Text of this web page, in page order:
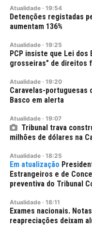
Atualidade · 19:54
Detenções registadas
aumentam 136%
Atualidade · 19:25
PCP insiste que Lei
grosseiras" de direitos
Atualidade · 19:20
Caravelas-portuguesas
Basco em alerta
Atualidade · 19:07
Tribunal trava
milhões de dólares na
Atualidade · 18:25
Estrangeiros e de
preventiva do Tribunal
Atualidade · 18:11
Exames nacionais.
reapreciações deixam